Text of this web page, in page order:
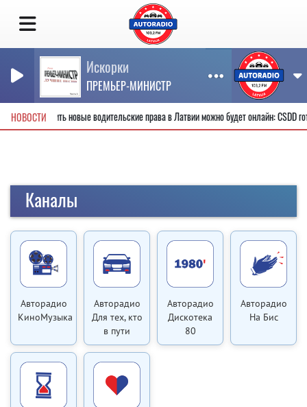
Искорки
ПРЕМЬЕР-МИНИСТР
НОВОСТИ
первой секунды Получить новые водительские права в Латвии можно
Каналы
Авторадио
КиноМузыка
Авторадио
Для тех, кто
в пути
Авторадио
Дискотека
80
Авторадио
На Бис